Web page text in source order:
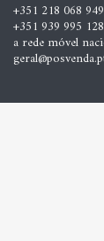
+351 218 068 949
+351 939 995
a rede móvel